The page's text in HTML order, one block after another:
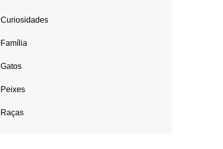
Curiosidades
Família
Gatos
Peixes
Raças